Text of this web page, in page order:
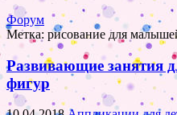
Форум
Метка: рисование для
Развивающие занятия
фигур